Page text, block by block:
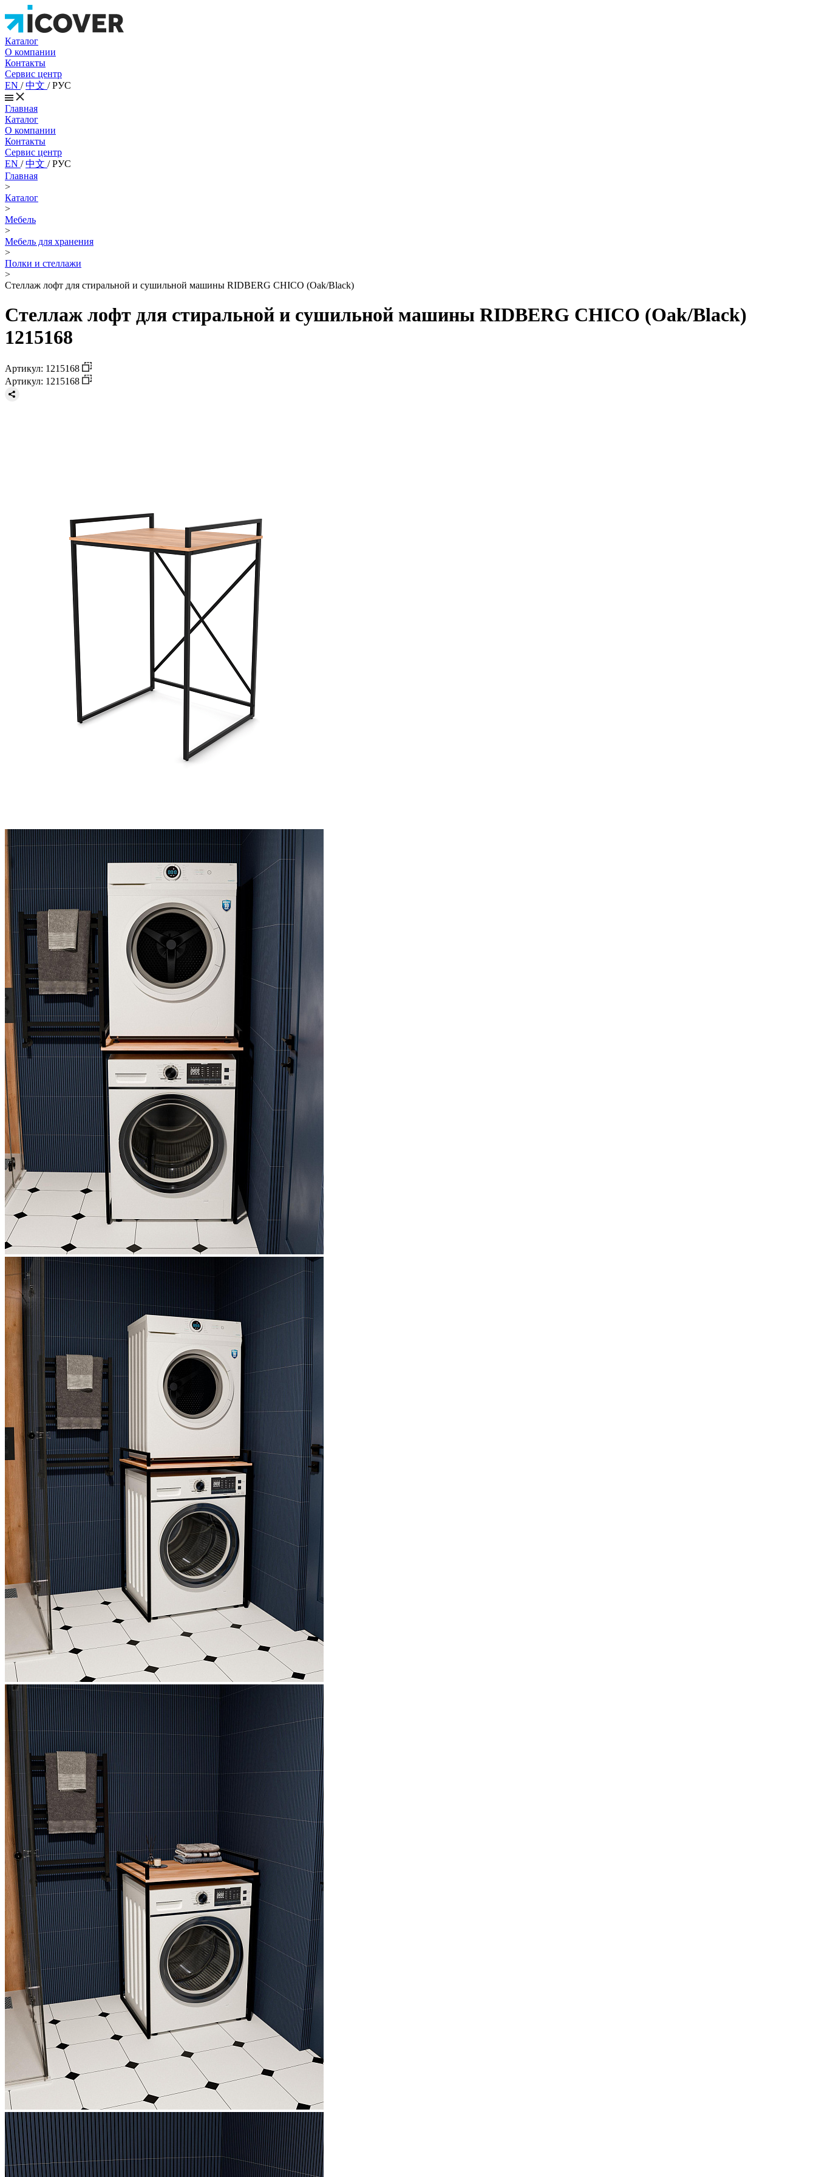
Каталог
О компании
Контакты
Сервис центр
EN /中文 /РУС
Главная
Каталог
О компании
Контакты
Сервис центр
EN /中文 /РУС
Главная
>
Каталог
>
Мебель
>
Мебель для хранения
>
Полки и стеллажи
>
Стеллаж лофт для стиральной и сушильной машины RIDBERG CHICO (Oak/Black)
Стеллаж лофт для стиральной и сушильной машины RIDBERG CHICO (Oak/Black)
1215168
Артикул: 1215168
Артикул: 1215168